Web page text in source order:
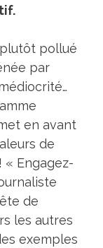
plutôt pollué
par
en avant
de
« Engagez-
de
les autres
exemples